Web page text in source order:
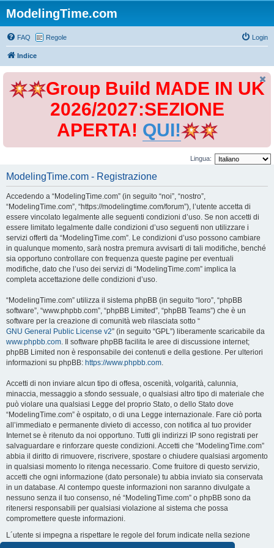
ModelingTime.com
FAQ Regole Login
Indice
Group Build MADE IN UK
2026/2027:SEZIONE
APERTA! QUI!
Lingua:
ModelingTime.com - Registrazione
Accedendo a “ModelingTime.com” (in seguito “noi”, “nostro”,
“ModelingTime.com”, “https://modelingtime.com/forum”), l’utente accetta di
essere vincolato legalmente alle seguenti condizioni d’uso. Se non accetti di
essere limitato legalmente dalle condizioni d’uso seguenti non utilizzare i
servizi offerti da “ModelingTime.com”. Le condizioni d’uso possono cambiare
in qualunque momento, sarà nostra premura avvisarti di tali modifiche, benché
sia opportuno controllare con frequenza queste pagine per eventuali
modifiche, dato che l’uso dei servizi di “ModelingTime.com” implica la
completa accettazione delle condizioni d’uso.
“ModelingTime.com” utilizza il sistema phpBB (in seguito “loro”, “phpBB
software”, “www.phpbb.com”, “phpBB Limited”, “phpBB Teams”) che è un
software per la creazione di comunità web rilasciata sotto “
GNU General Public License v2” (in seguito “GPL”) liberamente scaricabile da
www.phpbb.com. Il software phpBB facilita le aree di discussione internet;
phpBB Limited non è responsabile dei contenuti e della gestione. Per ulteriori
informazioni su phpBB: https://www.phpbb.com.
Accetti di non inviare alcun tipo di offesa, oscenità, volgarità, calunnia,
minaccia, messaggio a sfondo sessuale, o qualsiasi altro tipo di materiale che
può violare una qualsiasi Legge del proprio Stato, o dello Stato dove
“ModelingTime.com” è ospitato, o di una Legge internazionale. Fare ciò porta
all’immediato e permanente divieto di accesso, con notifica al tuo provider
Internet se è ritenuto da noi opportuno. Tutti gli indirizzi IP sono registrati per
salvaguardare e rinforzare queste condizioni. Accetti che “ModelingTime.com”
abbia il diritto di rimuovere, riscrivere, spostare o chiudere qualsiasi argomento
in qualsiasi momento lo ritenga necessario. Come fruitore di questo servizio,
accetti che ogni informazione (dato personale) tu abbia inviato sia conservata
in un database. Al contempo queste informazioni non saranno divulgate a
nessuno senza il tuo consenso, né “ModelingTime.com” o phpBB sono da
ritenersi responsabili per qualsiasi violazione al sistema che possa
compromettere queste informazioni.
L´utente si impegna a rispettare le regole del forum indicate nella sezione